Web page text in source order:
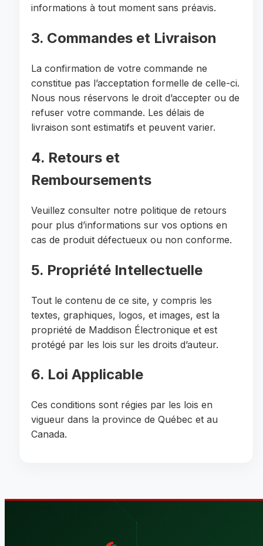
informations à tout moment sans préavis.
3. Commandes et Livraison
La confirmation de votre commande ne
constitue pas l’acceptation formelle de celle-ci.
Nous nous réservons le droit d’accepter ou de
refuser votre commande. Les délais de
livraison sont estimatifs et peuvent varier.
4. Retours et
Remboursements
Veuillez consulter notre politique de retours
pour plus d’informations sur vos options en
cas de produit défectueux ou non conforme.
5. Propriété Intellectuelle
Tout le contenu de ce site, y compris les
textes, graphiques, logos, et images, est la
propriété de Maddison Électronique et est
protégé par les lois sur les droits d’auteur.
6. Loi Applicable
Ces conditions sont régies par les lois en
vigueur dans la province de Québec et au
Canada.